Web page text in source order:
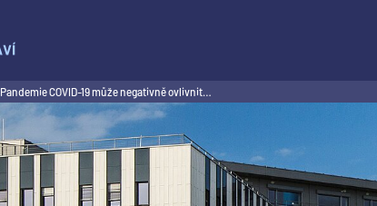
Pandemie COVID-19 může negativně ovlivnit…